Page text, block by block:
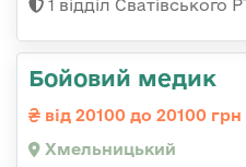
1 відділ Сватівського
Бойовий медик
від 20100 до 20100 грн
Хмельницький